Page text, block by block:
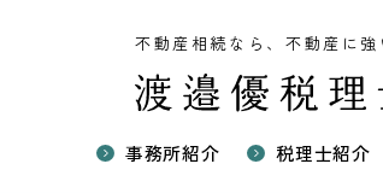
不動産相続なら、不動産に強
事務所紹介 税理士紹介